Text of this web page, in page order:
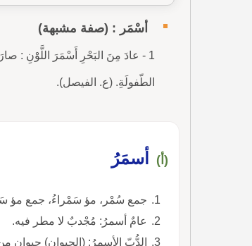
أسْمَر : (صفة مشبهة)
1 - عادَ مِنَ البَحْرِ أَسْمَرَ اللَّوْنِ :
الطّفولَةِ. (ع. الفيصل).
(أ) أسمَرُ
جمع سُمْر، مؤ سَمْراءُ، جمع مؤ
عامٌ أسمرُ: مُجْدبٌ لا مطر فيه.
الدُّبّ الأسمرُ: (الحيوان) حيوان